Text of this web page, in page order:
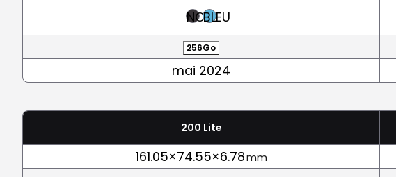
NOIRBLEU
256Go
mai 2024
200 Lite
161.05×74.55×6.78mm